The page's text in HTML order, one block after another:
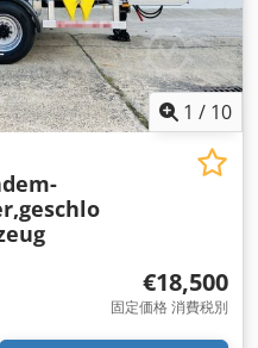
1 / 10
€18,500
固定価格 消費税別